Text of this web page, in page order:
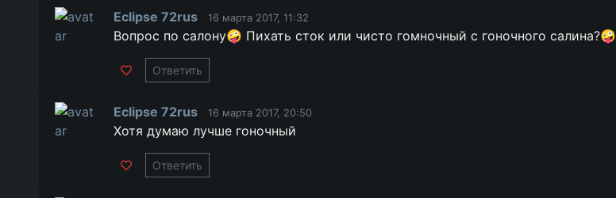
Eclipse 72rus 16 марта 2017, 11:32
Вопрос по салону🤪 Пихать сток или чисто гомночный с гоночного салина?🤪
Ответить
Eclipse 72rus 16 марта 2017, 20:50
Хотя думаю лучше гоночный
Ответить